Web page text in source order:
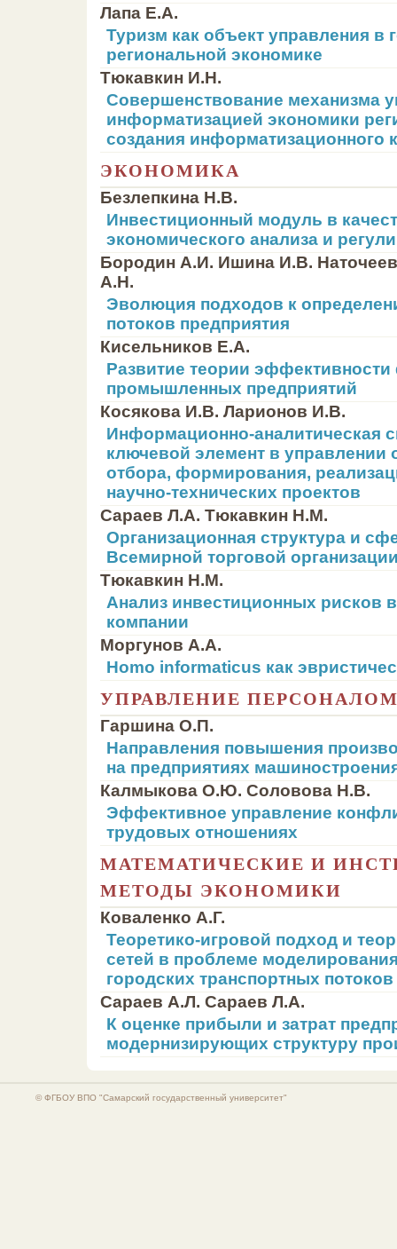
Лапа Е.А.
Туризм как объект управления в
региональной экономике
Тюкавкин И.Н.
Совершенствование механизма
информатизацией экономики
создания информатизационного
ЭКОНОМИКА
Безлепкина Н.В.
Инвестиционный модуль в
экономического анализа и
Бородин А.И. Ишина И.В.
А.Н.
Эволюция подходов к
потоков предприятия
Кисельников Е.А.
Развитие теории
промышленных предприятий
Косякова И.В. Ларионов И.В.
Информационно-аналитическая
ключевой элемент в управлении
отбора, формирования,
научно-технических проектов
Сараев Л.А. Тюкавкин Н.М.
Организационная структура и
Всемирной торговой
Тюкавкин Н.М.
Анализ инвестиционных рисков
компании
Моргунов А.А.
Homo informaticus как
УПРАВЛЕНИЕ
Гаршина О.П.
Направления повышения
на предприятиях
Калмыкова О.Ю. Соловова Н.В.
Эффективное управление
трудовых отношениях
МАТЕМАТИЧЕСКИЕ И
МЕТОДЫ ЭКОНОМИКИ
Коваленко А.Г.
Теоретико-игровой подход и
сетей в проблеме
городских транспортных потоков
Сараев А.Л. Сараев Л.А.
К оценке прибыли и затрат
модернизирующих структуру
© ФГБОУ ВПО "Самарский государственный университет"